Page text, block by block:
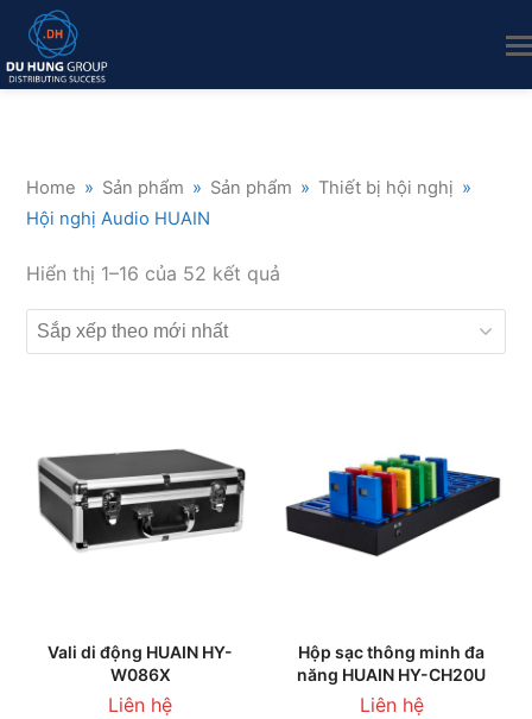
Home » Sản phẩm » Sản phẩm » Thiết bị hội nghị »
Hội nghị Audio HUAIN
Hiển thị 1–16 của 52 kết quả
sắp
xếp
Vali di động HUAIN HY-
W086X
Liên hệ
Hộp sạc thông minh đa
năng HUAIN HY-CH20U
Liên hệ